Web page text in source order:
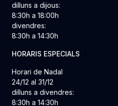
dilluns a dijous:
8:30h a 18:00h
divendres:
8:30h a 14:30h
HORARIS ESPECIALS
Horari de Nadal
24/12 al 31/12
dilluns a divendres:
8:30h a 14:30h